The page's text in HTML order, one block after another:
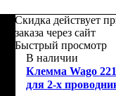
Скидка действует
заказа через сайт
Быстрый просмотр
В наличии
Клемма Wago
для 2-х